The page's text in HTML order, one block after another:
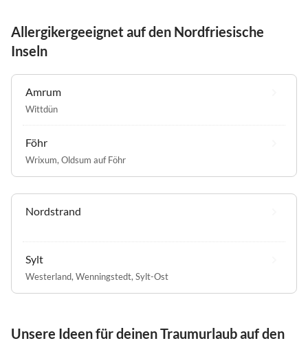
Allergikergeeignet auf den Nordfriesische
Inseln
Amrum
Wittdün
Föhr
Wrixum, Oldsum auf Föhr
Nordstrand
Sylt
Westerland, Wenningstedt, Sylt-Ost
Unsere Ideen für deinen Traumurlaub auf den